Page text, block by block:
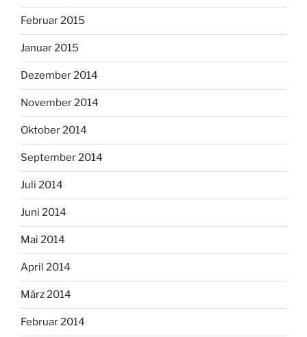
Februar 2015
Januar 2015
Dezember 2014
November 2014
Oktober 2014
September 2014
Juli 2014
Juni 2014
Mai 2014
April 2014
März 2014
Februar 2014